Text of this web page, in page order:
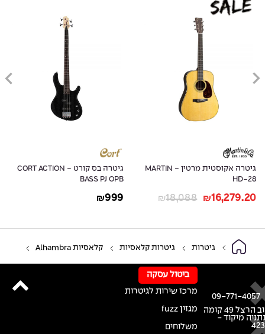
גיטרה אקוסטית מרטין - MARTIN
HD-28
₪18,088 ₪16,279.20
גיטרה בס קורט - CORT ACTION
BASS PJ OPB
₪999
גיטרות גיטרות קלאסיות קלאסיות Alhambra
רחוב הרצל 49 קומה
מיקוד -
09-771-4057
ביטול עסקה
מרכז שירות לגיטרות
מגזין fuzz
משלוחים